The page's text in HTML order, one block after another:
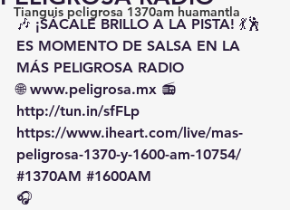
Tianguis peligrosa 1370am huamantla
🎶 ¡SÁCALE BRILLO A LA PISTA! 💃🕺
ES MOMENTO DE SALSA EN LA
MÁS PELIGROSA RADIO
🌐 www.peligrosa.mx 📻
http://tun.in/sfFLp
https://www.iheart.com/live/mas-
peligrosa-1370-y-1600-am-10754/
#1370AM #1600AM
🎧